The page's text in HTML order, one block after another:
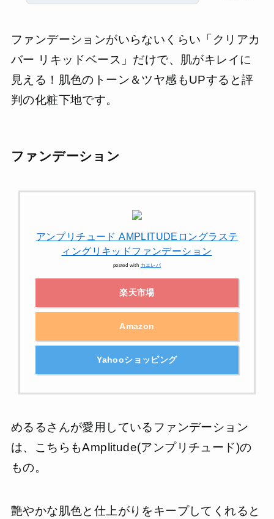
ファンデーションがいらないくらい「クリアカ
バー リキッドベース」だけで、肌がキレイに
見える！肌色のトーン＆ツヤ感もUPすると評
判の化粧下地です。
ファンデーション
アンプリチュード AMPLITUDEロングラステ
ィングリキッドファンデーション
posted with カエレバ
楽天市場
Amazon
Yahooショッピング
めるるさんが愛用しているファンデーション
は、こちらもAmplitude(アンプリチュード)の
もの。
艶やかな肌色と仕上がりをキープしてくれると